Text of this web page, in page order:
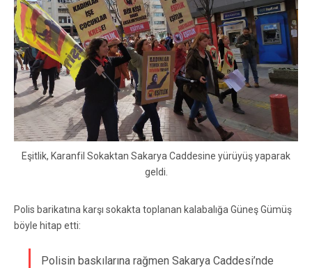
Eşitlik, Karanfil Sokaktan Sakarya Caddesine yürüyüş yaparak
geldi.
Polis barikatına karşı sokakta toplanan kalabalığa Güneş Gümüş
böyle hitap etti:
Polisin baskılarına rağmen Sakarya Caddesi’nde